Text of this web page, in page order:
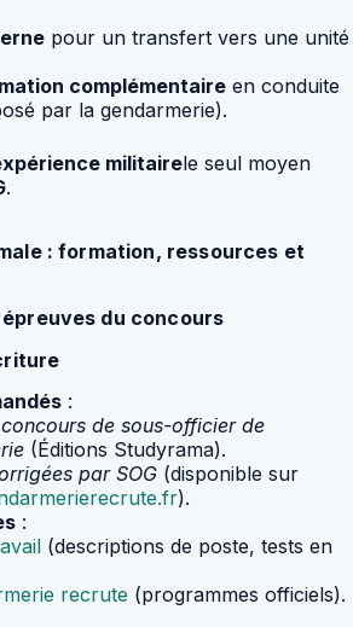
pour un transfert vers une unité
complémentaire en conduite
par la gendarmerie).
militairele seul moyen
.
: formation, ressources et
du concours
:
de sous-officier de
(Éditions Studyrama).
par SOG (disponible sur
).
:
(descriptions de poste, tests en
recrute (programmes officiels).